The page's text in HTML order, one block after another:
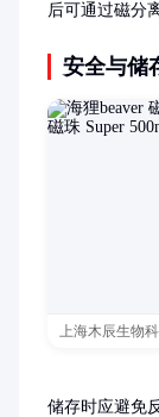
后可通过磁分
安全与储
上海木辰生物
储存时应避免